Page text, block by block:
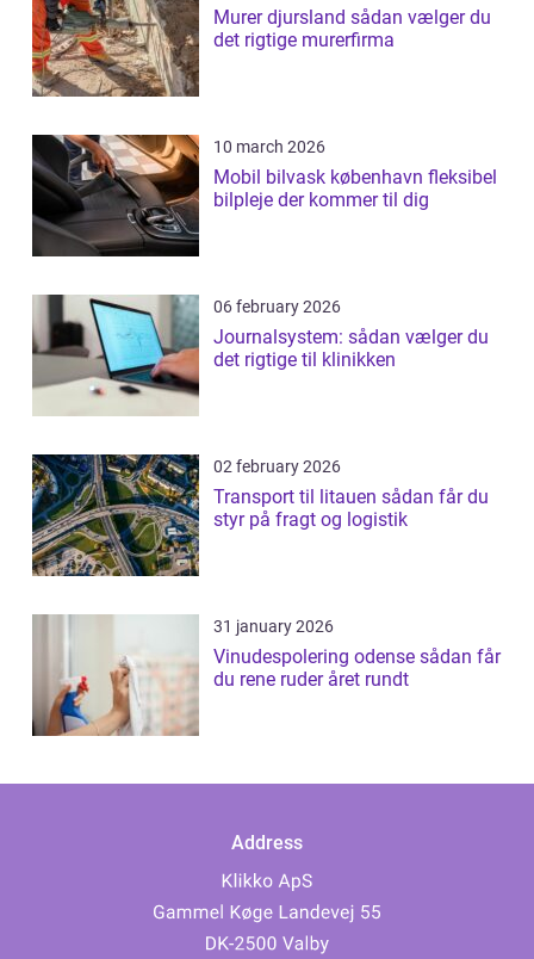
Murer djursland sådan vælger du
det rigtige murerfirma
10 march 2026
Mobil bilvask københavn fleksibel
bilpleje der kommer til dig
06 february 2026
Journalsystem: sådan vælger du
det rigtige til klinikken
02 february 2026
Transport til litauen sådan får du
styr på fragt og logistik
31 january 2026
Vinudespolering odense sådan får
du rene ruder året rundt
Address